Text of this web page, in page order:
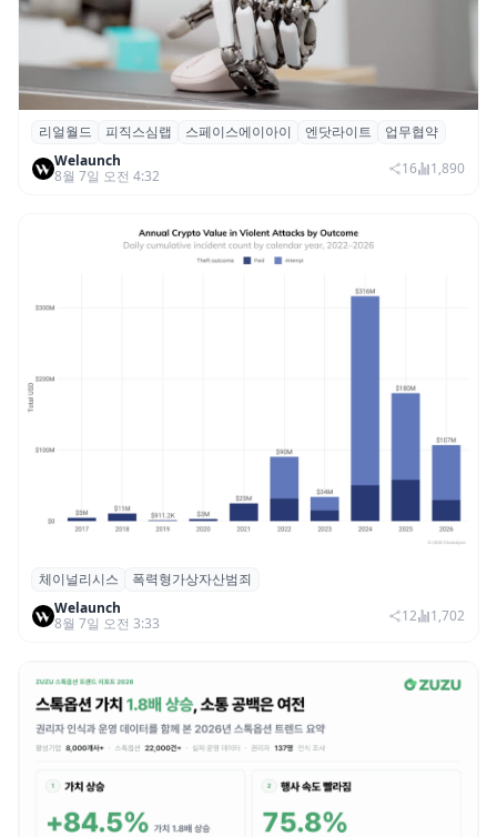
리얼월드, 로봇테크 스타트업 3곳과 손잡고
휴머노이드 표준 만든다
리얼월드 피직스심랩 스페이스에이아이 엔닷라이트
업무협약
Welaunch
8월 7일 오전 4:32
16 1,890
체이널리시스 “가상자산 보유자 대상 폭력
범죄 증가…상반기 탈취액 3000만 달러 돌파
체이널리시스
폭력형가상자산범죄
Welaunch
8월 7일 오전 3:33
12 1,702